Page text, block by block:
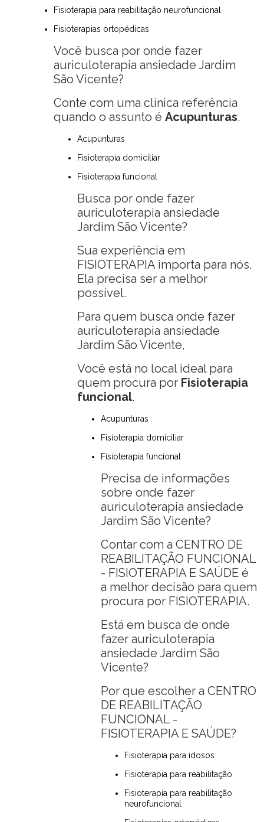
Fisioterapia para reabilitação neurofuncional
Fisioterapias ortopédicas
Você busca por onde fazer
auriculoterapia ansiedade Jardim
São Vicente?
Conte com uma clínica referência
quando o assunto éAcupunturas.
Acupunturas
Fisioterapia domiciliar
Fisioterapia funcional
Busca por onde fazer
auriculoterapia ansiedade
Jardim São Vicente?
Sua experiência em
FISIOTERAPIA importa para nós.
Ela precisa ser a melhor
possível.
Para quem busca onde fazer
auriculoterapia ansiedade
Jardim São Vicente,
Você está no local ideal para
quem procura por Fisioterapia
funcional.
Acupunturas
Fisioterapia domiciliar
Fisioterapia funcional
Precisa de informações
sobre onde fazer
auriculoterapia ansiedade
Jardim São Vicente?
Contar com a CENTRO DE
REABILITAÇÃO FUNCIONAL
- FISIOTERAPIA E SAÚDE é
a melhor decisão para quem
procura por FISIOTERAPIA.
Está em busca de onde
fazer auriculoterapia
ansiedade Jardim São
Vicente?
Por que escolher a CENTRO
DE REABILITAÇÃO
FUNCIONAL -
FISIOTERAPIA E SAÚDE?
Fisioterapia para idosos
Fisioterapia para reabilitação
Fisioterapia para reabilitação
neurofuncional